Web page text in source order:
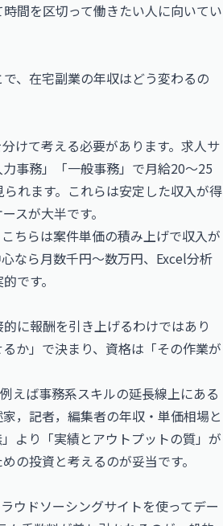
間を区切って働きたい人に向いてい
、在宅副業の年収はどう変わるの
けて考える必要があります。求人サ
事務」「一般事務」で月給20〜25
れます。これらは安定した収入が得
スが大半です。
ちらは案件単価の積み上げで収入が
なら月数千円〜数万円、Excel分析
です。
に報酬を引き上げるわけではあり
か」で決まり、資格は「その作業が
えば事務系スキルの延長線上にある
家，記者，編集者の年収・単価相場と
より「実績とアウトプットの質」が
の投資と考えるのが妥当です。
ウドソーシングサイトを使ってデー